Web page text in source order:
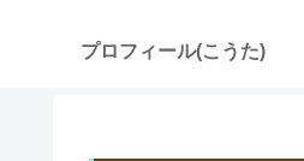
プロフィール(こうた)